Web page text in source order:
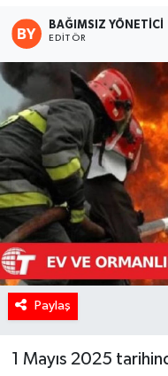
BAĞIMSIZ YÖNETICI
EDITÖR
Paylaş
1 Mayıs 2025